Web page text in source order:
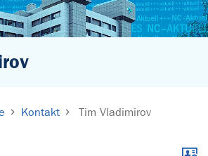
Kontakt Tim Vladimirov